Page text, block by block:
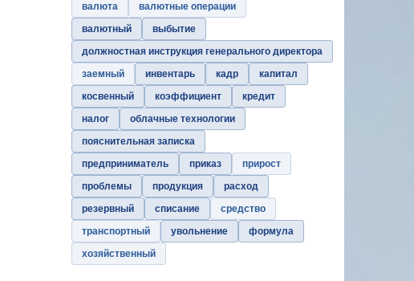
валюта
валютные операции
валютный
выбытие
должностная инструкция генерального директора
заемный
инвентарь кадр
капитал
косвенный
коэффициент
кредит
налог
облачные технологии
пояснительная записка
предприниматель
приказ
прирост
проблемы
продукция
расход
резервный
списание
средство
транспортный
увольнение
формула
хозяйственный